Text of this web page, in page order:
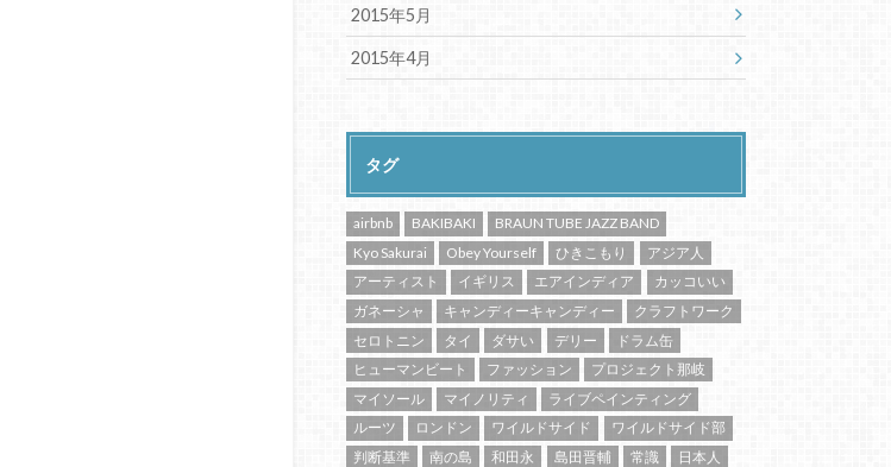
2015年5月
2015年4月
タグ
airbnb BAKIBAKI
BRAUN TUBE JAZZ BAND
Kyo Sakurai
Obey Yourself ひきこもり
アジア人
アーティスト
イギリス エアインディア
カッコいい
ガネーシャ
キャンディーキャンディー
クラフトワーク
セロトニン
タイ ダサい デリー
ドラム缶
ヒューマンビート
ファッション
プロジェクト那岐
マイソール
マイノリティ
ライブペインティング
ルーツ
ロンドン ワイルドサイド
ワイルドサイド部
判断基準
南の島 和田永 島田晋輔 常識
日本人